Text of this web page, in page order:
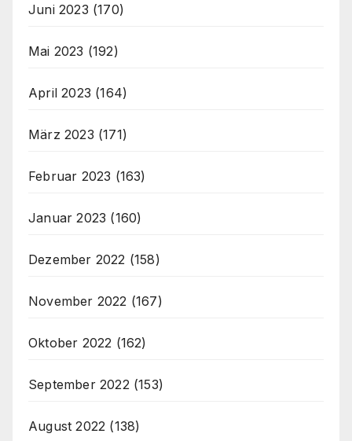
Juni 2023 (170)
Mai 2023 (192)
April 2023 (164)
März 2023 (171)
Februar 2023 (163)
Januar 2023 (160)
Dezember 2022 (158)
November 2022 (167)
Oktober 2022 (162)
September 2022 (153)
August 2022 (138)